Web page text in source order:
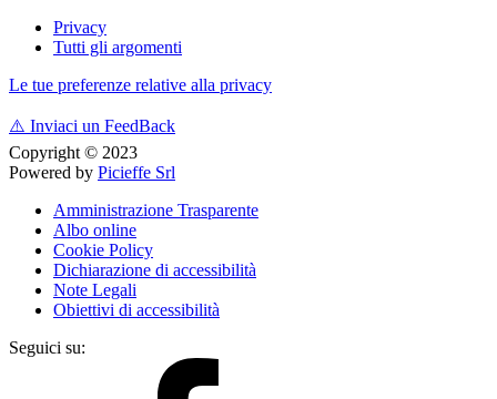
Privacy
Tutti gli argomenti
Le tue preferenze relative alla privacy
⚠️ Inviaci un FeedBack
Copyright © 2023
Powered by Picieffe Srl
Amministrazione Trasparente
Albo online
Cookie Policy
Dichiarazione di accessibilità
Note Legali
Obiettivi di accessibilità
Seguici su: